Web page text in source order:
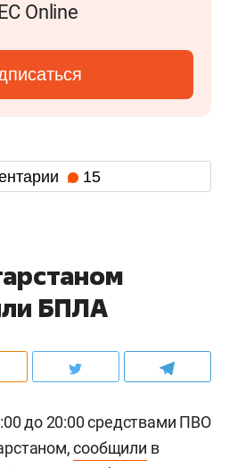
Online
15
БПЛА
до 20:00 средствами ПВО
сообщили в